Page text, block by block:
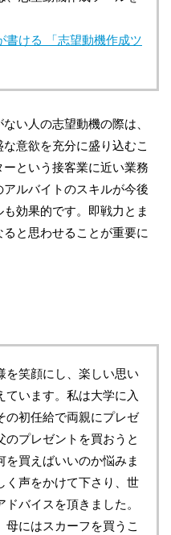
書ける 「志望動機作成ツ
い人の志望動機の際は、
意欲を充分に盛り込むこ
という接客業に近い業務
ルバイトのスキルが今後
効果的です。即戦力とま
と思わせることが重要に
を笑顔にし、楽しい思い
ています。私は大学に入
の初任給で両親にプレゼ
のプレゼントを買おうと
買えばいいのか悩みま
く声をかけて下さり、世
バイスを頂きました。
にはスカーフを買うこ